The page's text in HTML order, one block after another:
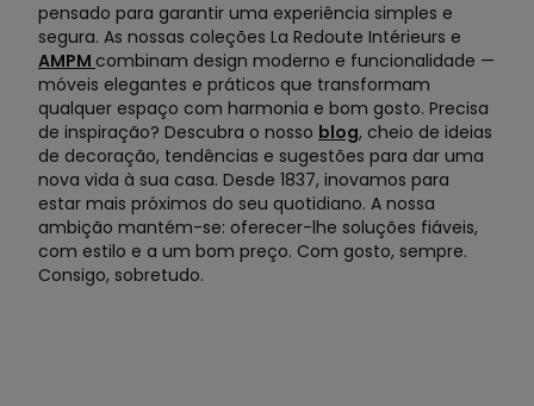
pensado para garantir uma experiência simples e
segura. As nossas coleções La Redoute Intérieurs e
AMPM combinam design moderno e funcionalidade —
móveis elegantes e práticos que transformam
qualquer espaço com harmonia e bom gosto. Precisa
de inspiração? Descubra o nosso blog, cheio de ideias
de decoração, tendências e sugestões para dar uma
nova vida à sua casa. Desde 1837, inovamos para
estar mais próximos do seu quotidiano. A nossa
ambição mantém-se: oferecer-lhe soluções fiáveis,
com estilo e a um bom preço. Com gosto, sempre.
Consigo, sobretudo.